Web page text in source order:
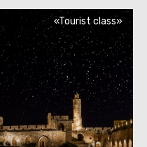
«Tourist class»